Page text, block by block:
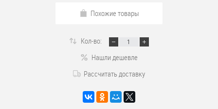
Похожие товары
Кол-во:
Нашли дешевле
Рассчитать доставку